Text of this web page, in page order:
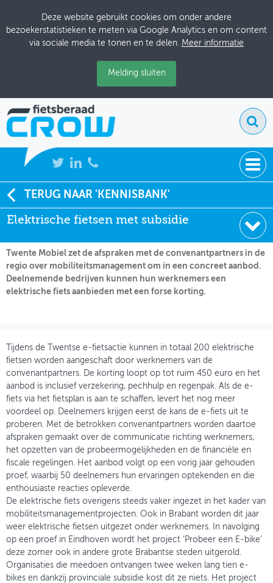
Deze website gebruikt cookies om onder andere
bezoekerstatistieken te meten via Google Analytics en om content
via sociale media te tonen en te delen. Meer informatie
Melding sluiten
NIEUWS
BIJEENKOMSTEN
KENNISBANK
ADRESSENBOEK
OVER FIETSBERAAD
MIJN PROFIEL
GEBRUIKER
TERUG NAAR 'KENNISBANK'
Elektrische fietsen met subsidie
Soort:
Nieuws Fietsberaad
Datum:
23-02-2011
Twente Mobiel zet de afspraken met de convenantpartners in de
regio over mobiliteitsmanagement om in een concreet aanbod.
Deelnemende bedrijven kunnen hun werknemers een
elektrische fiets aanbieden met een forse korting.
Tijdens de Twentse e-fietsactie kunnen in totaal 200 elektrische
fietsen worden aangeschaft door werknemers van de
convenantpartners. De korting loopt op tot ruim 450 euro en het
aanbod is inclusief verzekering, pechhulp en regenpak. Als de e-
fiets via het fietsplan is aan te schaffen, levert het nog meer
voordeel op. Deelnemers krijgen eerst de kans de e-fiets uit te
proberen. Met de betrokken convenantpartners worden daartoe
afspraken gemaakt over de communicatie richting werknemers,
het opzetten van de probeermogelijkheden en de financiële en
fiscale regelingen. Het aanbod volgt op een vorig jaar gehouden
proef, waarbij 50 deelnemers hun ervaringen optekenden en die
enthousiaste reacties opleverde.
De elektrische fiets overigens steeds vaker ingezet in het kader van
mobiliteitsmanagementprojecten. Ook in Brabant worden dit jaar
weer elektrische fietsen uitgezet onder werknemers. In navolging
op een proef in Eindhoven wordt het project ‘Probeer een E-bike’
deze zomer ook in andere grote Brabantse steden uitgerold.
Organisaties die meedoen ontvangen twee weken lang tien e-
bikes en dankzij provinciale subsidie kost dit ze niets. Het project